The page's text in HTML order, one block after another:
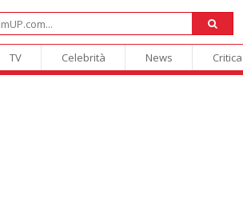
TV Celebrità News Critica